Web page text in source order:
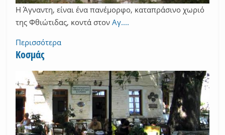
Η Άγναντη, είναι ένα πανέμορφο, καταπράσινο χωριό
της Φθιώτιδας, κοντά στον Αγ....
Περισσότερα
Κοσμάς